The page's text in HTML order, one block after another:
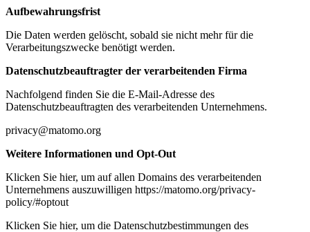
Aufbewahrungsfrist
Die Daten werden gelöscht, sobald sie nicht mehr für die
Verarbeitungszwecke benötigt werden.
Datenschutzbeauftragter der verarbeitenden Firma
Nachfolgend finden Sie die E-Mail-Adresse des
Datenschutzbeauftragten des verarbeitenden Unternehmens.
privacy@matomo.org
Weitere Informationen und Opt-Out
Klicken Sie hier, um auf allen Domains des verarbeitenden
Unternehmens auszuwilligen https://matomo.org/privacy-
policy/#optout
Klicken Sie hier, um die Datenschutzbestimmungen des